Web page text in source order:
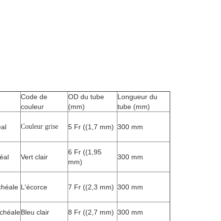
Code de
couleur
OD du tube
(mm)
Longueur du
tube (mm)
Couleur grise 5 Fr ((1,7 mm) 300 mm
Vert clair
6 Fr ((1,95
mm)
300 mm
L'écorce 7 Fr ((2,3 mm) 300 mm
Bleu clair 8 Fr ((2,7 mm) 300 mm